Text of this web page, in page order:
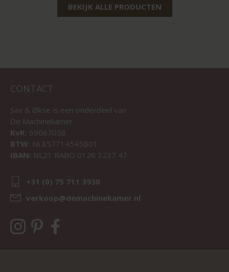
BEKIJK ALLE PRODUCTEN
CONTACT
Sav & Økse is een onderdeel van
De Machinekamer
KvK: 69067058
BTW: NL857714545B01
IBAN: NL21 RABO 0126 3237 47
+31 (0) 75 711 3930
verkoop@demachinekamer.nl